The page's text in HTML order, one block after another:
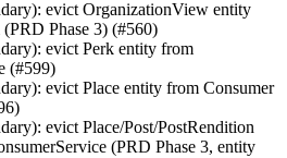
evict OrganizationView entity
Phase 3) (#560)
evict Perk entity from
(#599)
evict Place entity from Consumer
evict Place/Post/PostRendition
(PRD Phase 3, entity